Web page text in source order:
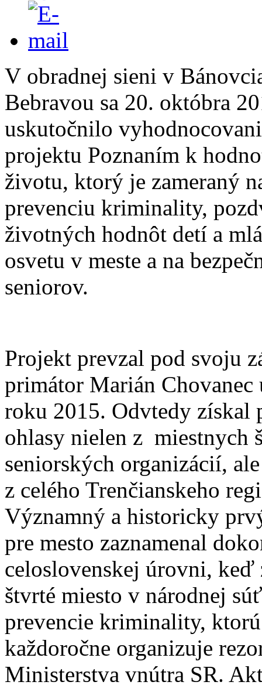
V obradnej sieni v
Bebravou sa 20. októbra
uskutočnilo
projektu Poznaním k
životu, ktorý je zameraný
prevenciu kriminality,
životných hodnôt detí a
osvetu v meste a na
seniorov.
Projekt prevzal pod svoju
primátor Marián
roku 2015. Odvtedy získal
ohlasy nielen z miestnych
seniorských organizácií,
z celého Trenčianskeho
Významný a historicky
pre mesto zaznamenal
celoslovenskej úrovni, keď
štvrté miesto v národnej
prevencie kriminality, ktorú
každoročne organizuje
Ministerstva vnútra SR.